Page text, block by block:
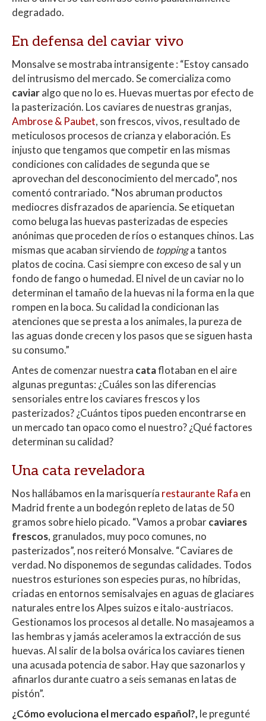
degradado.
En defensa del caviar vivo
Monsalve se mostraba intransigente : “Estoy cansado
del intrusismo del mercado. Se comercializa como
caviaralgo que no lo es. Huevas muertas por efecto de
la pasterización. Los caviares de nuestras granjas,
Ambrose & Paubet, son frescos, vivos, resultado de
meticulosos procesos de crianza y elaboración. Es
injusto que tengamos que competir en las mismas
condiciones con calidades de segunda que se
aprovechan del desconocimiento del mercado”, nos
comentó contrariado. “Nos abruman productos
mediocres disfrazados de apariencia. Se etiquetan
como beluga las huevas pasterizadas de especies
anónimas que proceden de ríos o estanques chinos. Las
mismas que acaban sirviendo de toppinga tantos
platos de cocina. Casi siempre con exceso de sal y un
fondo de fango o humedad. El nivel de un caviar no lo
determinan el tamaño de la huevas ni la forma en la que
rompen en la boca. Su calidad la condicionan las
atenciones que se presta a los animales, la pureza de
las aguas donde crecen y los pasos que se siguen hasta
su consumo.”
Antes de comenzar nuestra cataflotaban en el aire
algunas preguntas: ¿Cuáles son las diferencias
sensoriales entre los caviares frescos y los
pasterizados? ¿Cuántos tipos pueden encontrarse en
un mercado tan opaco como el nuestro? ¿Qué factores
determinan su calidad?
Una cata reveladora
Nos hallábamos en la marisquería restaurante Rafa en
Madrid frente a un bodegón repleto de latas de 50
gramos sobre hielo picado. “Vamos a probarcaviares
frescos, granulados, muy poco comunes, no
pasterizados”, nos reiteró Monsalve. “Caviares de
verdad. No disponemos de segundas calidades. Todos
nuestros esturiones son especies puras, no híbridas,
criadas en entornos semisalvajes en aguas de glaciares
naturales entre los Alpes suizos e italo-austriacos.
Gestionamos los procesos al detalle. No masajeamos a
las hembras y jamás aceleramos la extracción de sus
huevas. Al salir de la bolsa ovárica los caviares tienen
una acusada potencia de sabor. Hay que sazonarlos y
afinarlos durante cuatro a seis semanas en latas de
pistón”.
¿Cómo evoluciona el mercado español?, le pregunté